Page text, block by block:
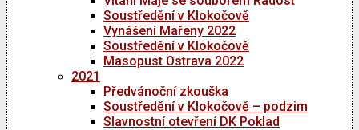
Soustředění v Klokočově
Vynášení Mařeny 2022
Soustředění v Klokočově
Masopust Ostrava 2022
2021
Předvánoční zkouška
Soustředění v Klokočově – podzim
Slavnostní otevření DK Poklad